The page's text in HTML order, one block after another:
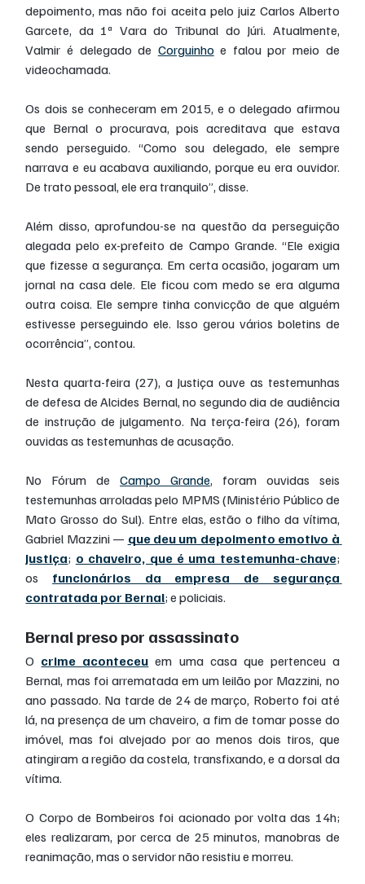
depoimento, mas não foi aceita pelo juiz Carlos Alberto
Garcete, da 1ª Vara do Tribunal do Júri. Atualmente,
Valmir é delegado de Corguinho e falou por meio de
videochamada.
Os dois se conheceram em 2015, e o delegado afirmou
que Bernal o procurava, pois acreditava que estava
sendo perseguido. “Como sou delegado, ele sempre
narrava e eu acabava auxiliando, porque eu era ouvidor.
De trato pessoal, ele era tranquilo”, disse.
Além disso, aprofundou-se na questão da perseguição
alegada pelo ex-prefeito de Campo Grande. “Ele exigia
que fizesse a segurança. Em certa ocasião, jogaram um
jornal na casa dele. Ele ficou com medo se era alguma
outra coisa. Ele sempre tinha convicção de que alguém
estivesse perseguindo ele. Isso gerou vários boletins de
ocorrência”, contou.
Nesta quarta-feira (27), a Justiça ouve as testemunhas
de defesa de Alcides Bernal, no segundo dia de audiência
de instrução de julgamento. Na terça-feira (26), foram
ouvidas as testemunhas de acusação.
No Fórum de Campo Grande, foram ouvidas seis
testemunhas arroladas pelo MPMS (Ministério Público de
Mato Grosso do Sul). Entre elas, estão o filho da vítima,
Gabriel Mazzini — que deu um depoimento emotivo à
Justiça; o chaveiro, que é uma testemunha-chave;
os funcionários da empresa de segurança
contratada por Bernal; e policiais.
Bernal preso por assassinato
O crime aconteceu em uma casa que pertenceu a
Bernal, mas foi arrematada em um leilão por Mazzini, no
ano passado. Na tarde de 24 de março, Roberto foi até
lá, na presença de um chaveiro, a fim de tomar posse do
imóvel, mas foi alvejado por ao menos dois tiros, que
atingiram a região da costela, transfixando, e a dorsal da
vítima.
O Corpo de Bombeiros foi acionado por volta das 14h;
eles realizaram, por cerca de 25 minutos, manobras de
reanimação, mas o servidor não resistiu e morreu.